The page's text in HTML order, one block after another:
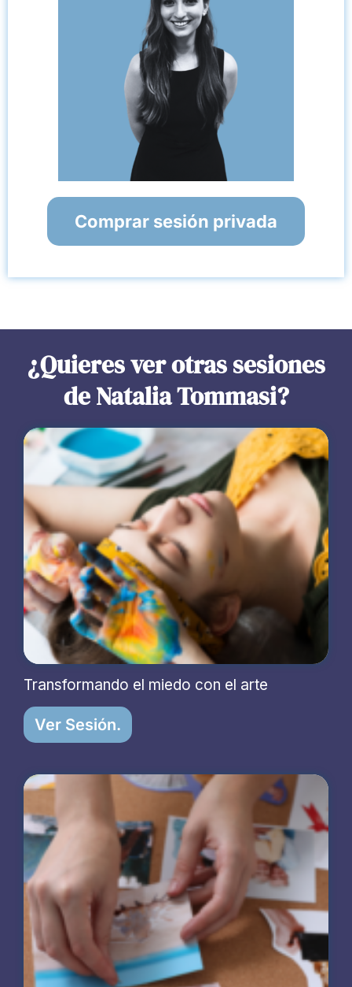
Comprar sesión privada
¿Quieres ver otras sesiones
de Natalia Tommasi?
Transformando el miedo con el arte
Ver Sesión.